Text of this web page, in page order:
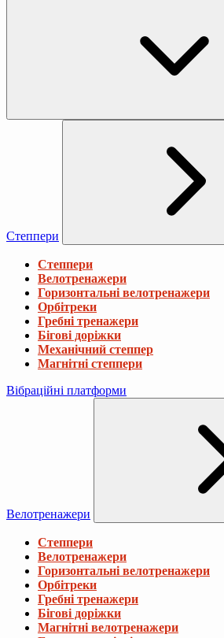
Степпери
Степпери
Велотренажери
Горизонтальні велотренажери
Орбітреки
Гребні тренажери
Бігові доріжки
Механічний степпер
Магнітні степпери
Вібраційні платформи
Велотренажери
Степпери
Велотренажери
Горизонтальні велотренажери
Орбітреки
Гребні тренажери
Бігові доріжки
Магнітні велотренажери